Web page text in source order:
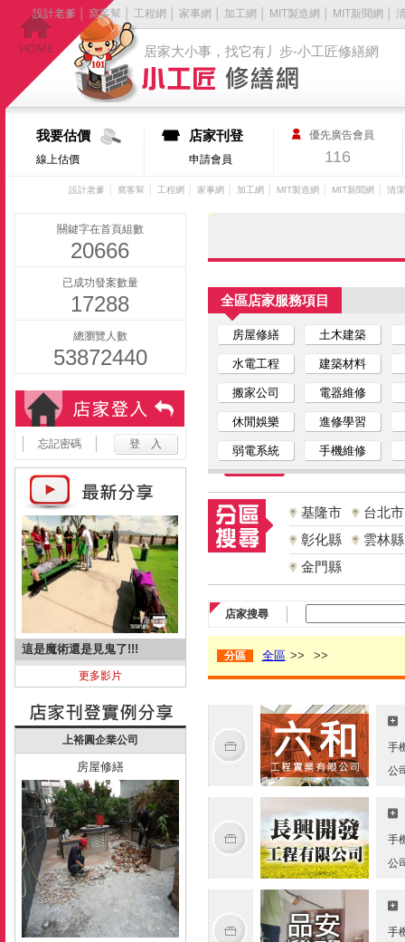
居家大小事，找它有丿步-小工匠修繕網
設計老爹 窩客幫 工程網 家事網 加工網 MIT製造網 MIT新聞網
我要估價
線上估價
店家刊登
申請會員
優先廣告會員
116
設計老爹 窩客幫 工程網 家事網 加工網 MIT製造網 MIT新聞網 清
關鍵字在首頁組數
20666
已成功發案數量
17288
總瀏覽人數
53872440
忘記密碼
這是魔術還是見鬼了!!!
更多影片
上裕圓企業公司
房屋修繕
全區店家服務項目
房屋修繕 土木建築
水電工程 建築材料
搬家公司 電器維修
休閒娛樂 進修學習
弱電系統 手機維修
基隆市
台北市
彰化縣
雲林縣
金門縣
店家搜尋
分區 全區 >> >>
手
公
手
公
手